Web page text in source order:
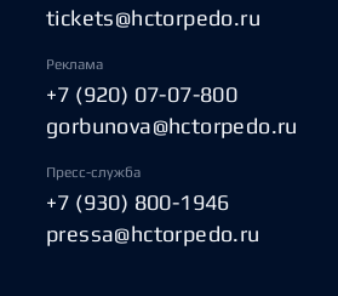
tickets@hctorpedo.ru
Реклама
+7 (920) 07-07-800
gorbunova@hctorpedo.ru
Пресс-служба
+7 (930) 800-1946
pressa@hctorpedo.ru